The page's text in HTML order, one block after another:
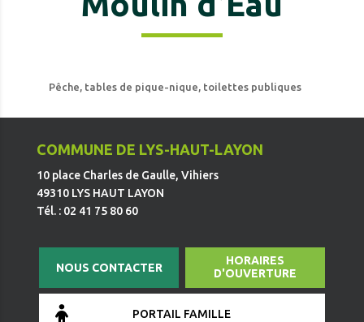
Pêche, tables de pique-nique, toilettes publiques
COMMUNE DE LYS-HAUT-LAYON
10 place Charles de Gaulle, Vihiers
49310 LYS HAUT LAYON
Tél. : 02 41 75 80 60
NOUS CONTACTER
HORAIRES
D'OUVERTURE
PORTAIL FAMILLE